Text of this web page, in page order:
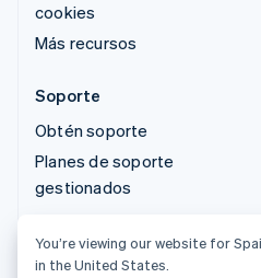
cookies
Más recursos
Soporte
Obtén soporte
Planes de soporte
gestionados
© 2026 Stripe, LLC
You’re viewing our website for
in the United States.